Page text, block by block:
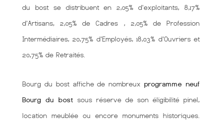
du bost se distribuent en 2,05% d'exploitants, 8,17%
d'Artisans, 2,05% de Cadres , 2,05% de Profession
Intermédiaires, 20,75% d'Employés, 18,03% d'Ouvriers et
20,75% de Retraités.
Bourg du bost affiche de nombreuxprogramme neuf
Bourg du bost sous réserve de son éligibilité pinel,
location meublée ou encore monuments historiques.